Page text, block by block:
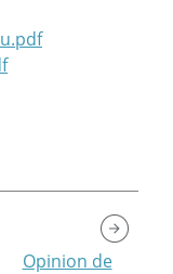
Opinion de